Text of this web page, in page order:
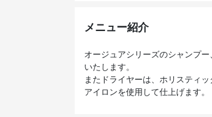
メニュー紹介
オージュアシリーズのシャンプ
いたします。
またドライヤーは、ホリスティ
アイロンを使用して仕上げます。